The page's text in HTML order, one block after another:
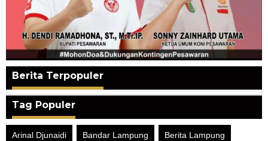
Berita Terpopuler
Tag Populer
Arinal Djunaidi Bandar Lampung Berita Lampung